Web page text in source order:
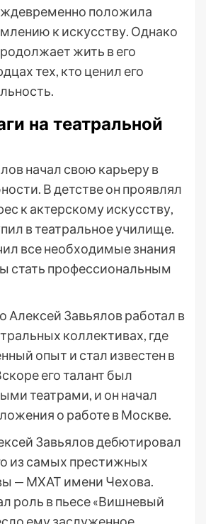
положила
к искусству. Однако
жить в его
тех, кто ценил его
на театральной
начал свою карьеру в
В детстве он проявлял
к актерскому искусству,
в театральное училище.
все необходимые знания
стать профессиональным
Алексей Завьялов работал в
коллективах, где
опыт и стал известен в
его талант был
театрами, и он начал
о работе в Москве.
Завьялов дебютировал
из самых престижных
— МХАТ имени Чехова.
роль в пьесе «Вишневый